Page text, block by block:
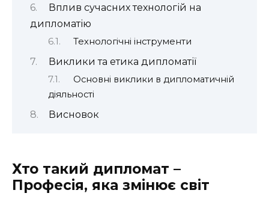
Вплив сучасних технологій на
дипломатію
Технологічні інструменти
Виклики та етика дипломатії
Основні виклики в дипломатичній
діяльності
Висновок
Хто такий дипломат –
Професія, яка змінює світ